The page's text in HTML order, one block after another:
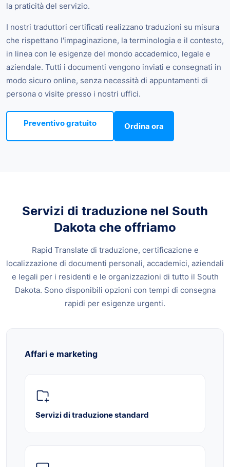
la praticità del servizio.
I nostri traduttori certificati realizzano traduzioni su misura
che rispettano l'impaginazione, la terminologia e il contesto,
in linea con le esigenze del mondo accademico, legale e
aziendale. Tutti i documenti vengono inviati e consegnati in
modo sicuro online, senza necessità di appuntamenti di
persona o visite presso i nostri uffici.
Preventivo gratuito Ordina ora
Servizi di traduzione nel South
Dakota che offriamo
Rapid Translate di traduzione, certificazione e
localizzazione di documenti personali, accademici, aziendali
e legali per i residenti e le organizzazioni di tutto il South
Dakota. Sono disponibili opzioni con tempi di consegna
rapidi per esigenze urgenti.
Affari e marketing
Servizi di traduzione standard